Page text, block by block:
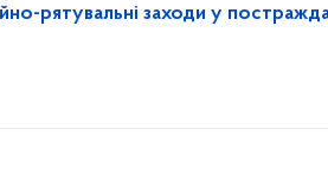
рятувальні заходи у